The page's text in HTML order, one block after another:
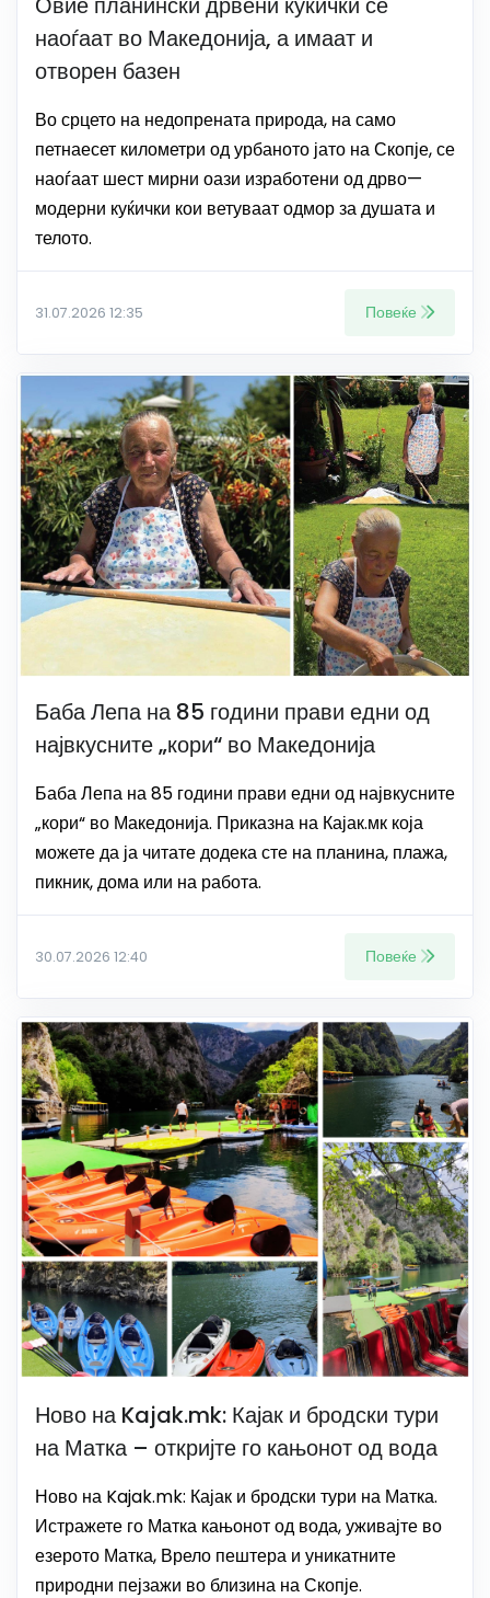
наоѓаат во Македонија, а имаат и
отворен базен
Во срцето на недопрената природа, на само
петнаесет километри од урбаното јато на Скопје, се
наоѓаат шест мирни оази изработени од дрво—
модерни куќички кои ветуваат одмор за душата и
телото.
31.07.2026 12:35 Повеќе
Баба Лепа на 85 години прави едни од
највкусните „кори“ во Македонија
Баба Лепа на 85 години прави едни од највкусните
„кори“ во Македонија. Приказна на Кајак.мк која
можете да ја читате додека сте на планина, плажа,
пикник, дома или на работа.
30.07.2026 12:40 Повеќе
Ново на Kajak.mk: Кајак и бродски тури
на Матка – откријте го кањонот од вода
Ново на Kajak.mk: Кајак и бродски тури на Матка.
Истражете го Матка кањонот од вода, уживајте во
езерото Матка, Врело пештера и уникатните
природни пејзажи во близина на Скопје.